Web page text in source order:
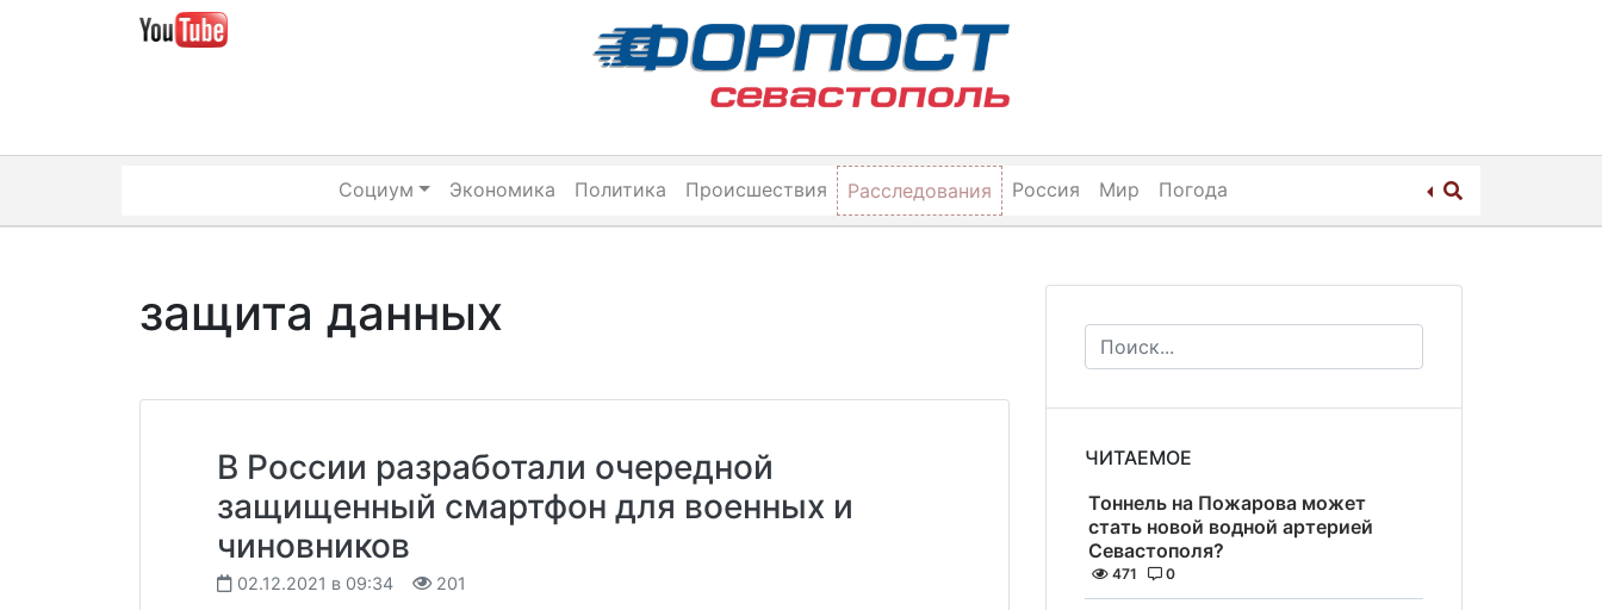
Социум Экономика Политика Происшествия Расследования Россия Мир Погода
защита данных
В России разработали очередной
защищенный смартфон для военных и
чиновников
02.12.2021 в 09:34 201
ЧИТАЕМОЕ
Тоннель на Пожарова может
стать новой водной артерией
Севастополя?
471 0